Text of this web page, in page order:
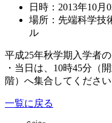
日時：2013年10月
場所：先端科学
ル
平成25年秋学期入学者
・当日は、10時45分（
階）へ集合してください
一覧に戻る